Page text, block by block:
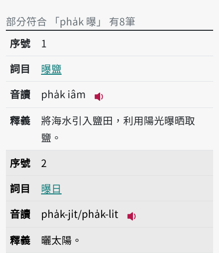
部分符合 「pha̍k 曝」 有8筆
序號1曝鹽
序號
1
詞目
曝鹽
音讀
pha̍k iâm
播放音讀pha̍k iâm
釋義
將海水引入鹽田，利用陽光曝晒取
鹽。
序號2曝日
序號
2
詞目
曝日
音讀
pha̍k-ji̍t/pha̍k-li̍t
釋義
曬太陽。